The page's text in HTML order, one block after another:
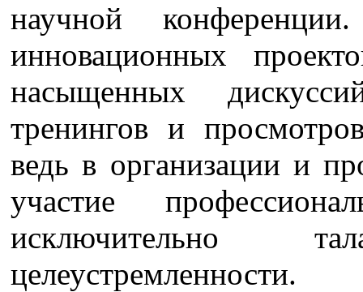
научной
инновационных
насыщенных
тренингов и
ведь в организации и
участие
исключительно
целеустремленности.